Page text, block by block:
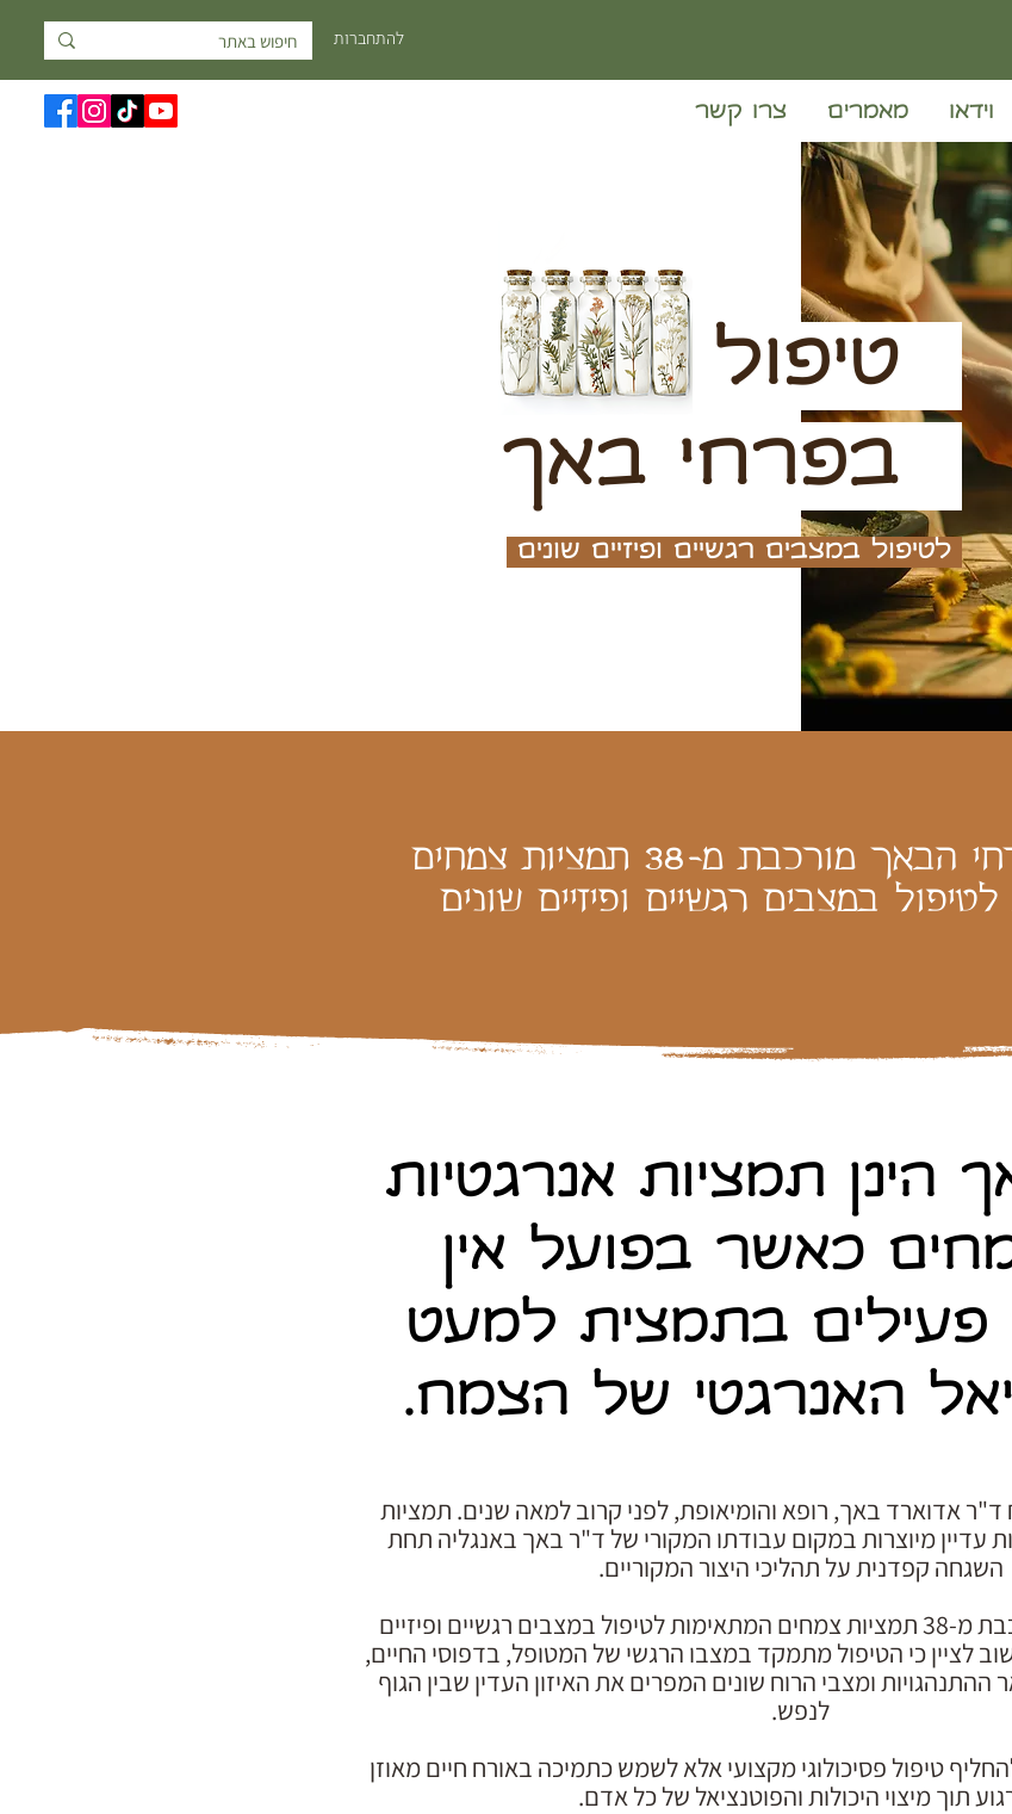
להתחברות
וידאו מאמרים צרו קשר
טיפול
בפרחי באך
לטיפול במצבים רגשיים ופיזיים שונים
ערכת פרחי הבאך מורכבת מ-38 תמציות צמחים
במצבים רגשיים ופיזיים שונים
הינן תמציות אנרגטיות
כאשר בפועל אין
פעילים בתמצית למעט
האנרגטי של הצמח.
אדוארד באך, רופא והומיאופת, לפני קרוב למאה שנים. תמציות
עדיין מיוצרות במקום עבודתו המקורי של ד"ר באך באנגליה תחת
השגחה קפדנית על תהליכי היצור המקוריים.
ערכת פרחי הבאך מורכבת מ-38 תמציות צמחים המתאימות לטיפול במצבים רגשיים ופיזיים
לציין כי הטיפול מתמקד במצבו הרגשי של המטופל, בדפוסי החיים,
ומצבי הרוח שונים המפרים את האיזון העדין שבין הגוף
לנפש.
טיפול פסיכולוגי מקצועי אלא לשמש כתמיכה באורח חיים מאוזן
תוך מיצוי היכולות והפוטנציאל של כל אדם.